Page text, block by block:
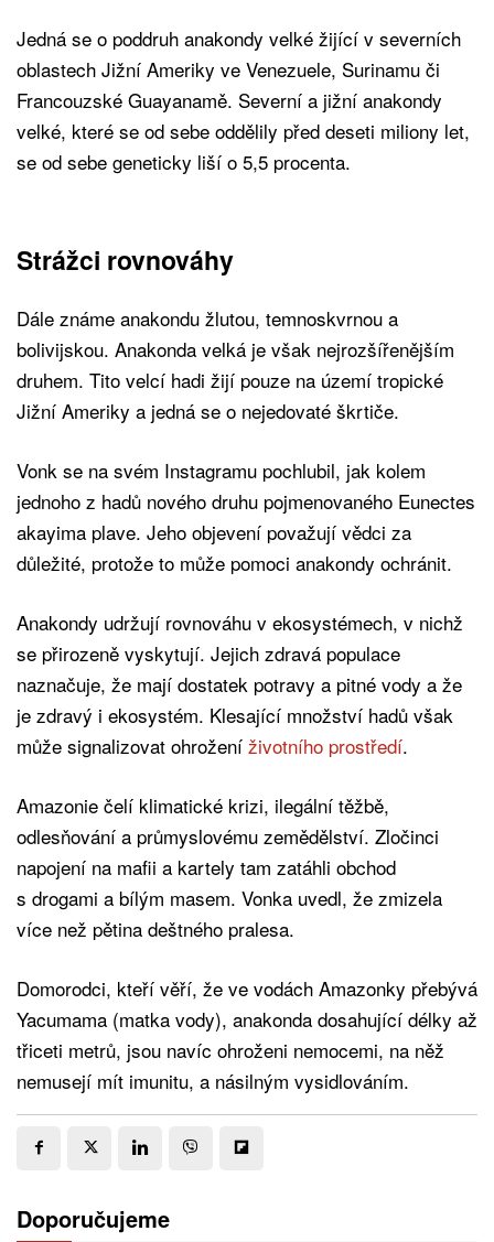
Jedná se o poddruh anakondy velké žijící v severních
oblastech Jižní Ameriky ve Venezuele, Surinamu či
Francouzské Guayanamě. Severní a jižní anakondy
velké, které se od sebe oddělily před deseti miliony let,
se od sebe geneticky liší o 5,5 procenta.
Strážci rovnováhy
Dále známe anakondu žlutou, temnoskvrnou a
bolivijskou. Anakonda velká je však nejrozšířenějším
druhem. Tito velcí hadi žijí pouze na území tropické
Jižní Ameriky a jedná se o nejedovaté škrtiče.
Vonk se na svém Instagramu pochlubil, jak kolem
jednoho z hadů nového druhu pojmenovaného Eunectes
akayima plave. Jeho objevení považují vědci za
důležité, protože to může pomoci anakondy ochránit.
Anakondy udržují rovnováhu v ekosystémech, v nichž
se přirozeně vyskytují. Jejich zdravá populace
naznačuje, že mají dostatek potravy a pitné vody a že
je zdravý i ekosystém. Klesající množství hadů však
může signalizovat ohrožení životního prostředí.
Amazonie čelí klimatické krizi, ilegální těžbě,
odlesňování a průmyslovému zemědělství. Zločinci
napojení na mafii a kartely tam zatáhli obchod
s drogami a bílým masem. Vonka uvedl, že zmizela
více než pětina deštného pralesa.
Domorodci, kteří věří, že ve vodách Amazonky přebývá
Yacumama (matka vody), anakonda dosahující délky až
třiceti metrů, jsou navíc ohroženi nemocemi, na něž
nemusejí mít imunitu, a násilným vysidlováním.
Doporučujeme